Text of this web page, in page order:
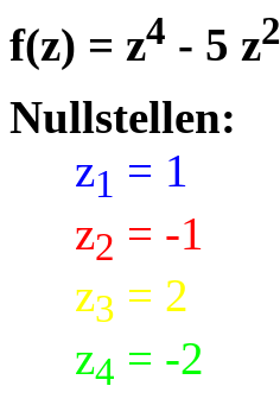
f(z) = z4 - 5 z2
Nullstellen:
z1 = 1
z2 = -1
z3 = 2
z4 = -2